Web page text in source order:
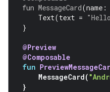
fun MessageCard(name :
Text(text = "Hello
}
@Preview
@Composable
fun
MessageCard(
}